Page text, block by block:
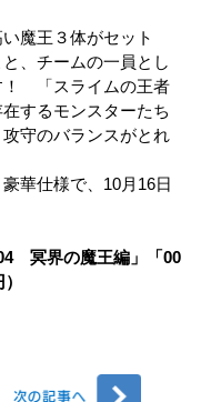
魔王３体がセット
、チームの一員とし
！ 「スライムの王者
するモンスターたち
守のバランスがとれ
華仕様で、10月16日
冥界の魔王編」「00